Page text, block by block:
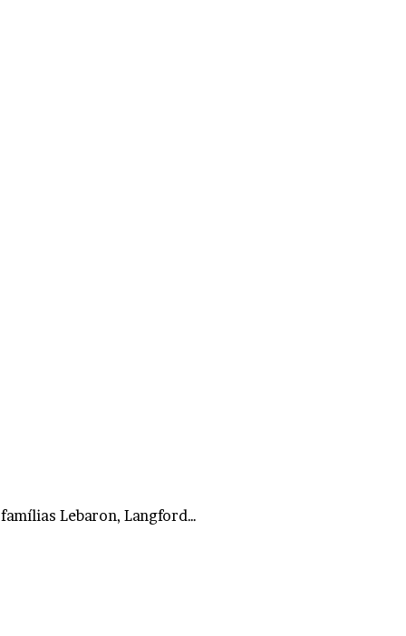
Lebaron, Langford…